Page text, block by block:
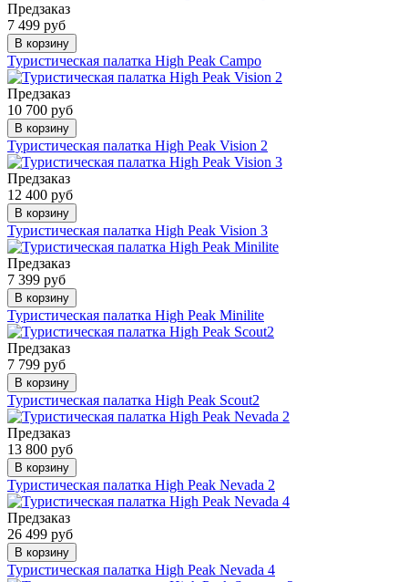
Предзаказ
7 499 руб
В корзину
Туристическая палатка High Peak Campo
Предзаказ
10 700 руб
В корзину
Туристическая палатка High Peak Vision 2
Предзаказ
12 400 руб
В корзину
Туристическая палатка High Peak Vision 3
Предзаказ
7 399 руб
В корзину
Туристическая палатка High Peak Minilite
Предзаказ
7 799 руб
В корзину
Туристическая палатка High Peak Scout2
Предзаказ
13 800 руб
В корзину
Туристическая палатка High Peak Nevada 2
Предзаказ
26 499 руб
В корзину
Туристическая палатка High Peak Nevada 4